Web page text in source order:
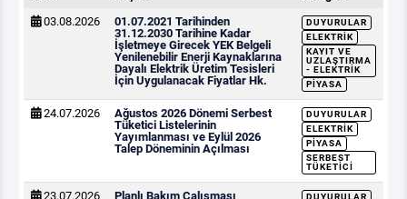
03.08.2026
01.07.2021 Tarihinden
31.12.2030 Tarihine Kadar
İşletmeye Girecek YEK Belgeli
Yenilenebilir Enerji Kaynaklarına
Dayalı Elektrik Üretim Tesisleri
İçin Uygulanacak Fiyatlar Hk.
DUYURULAR
ELEKTRIK
KAYIT VE
UZLAŞTIRMA
- ELEKTRIK
PIYASA
24.07.2026
Ağustos 2026 Dönemi Serbest
Tüketici Listelerinin
Yayımlanması ve Eylül 2026
Talep Döneminin Açılması
DUYURULAR
ELEKTRIK
PIYASA
SERBEST
TÜKETICI
23.07.2026 Planlı Bakım Çalışması DUYURULAR